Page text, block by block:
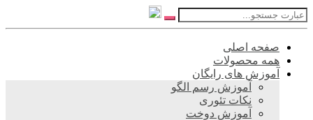
صفحه اصلی
همه محصولات
آموزش های رایگان
آموزش رسم الگو
نکات تئوری
آموزش دوخت